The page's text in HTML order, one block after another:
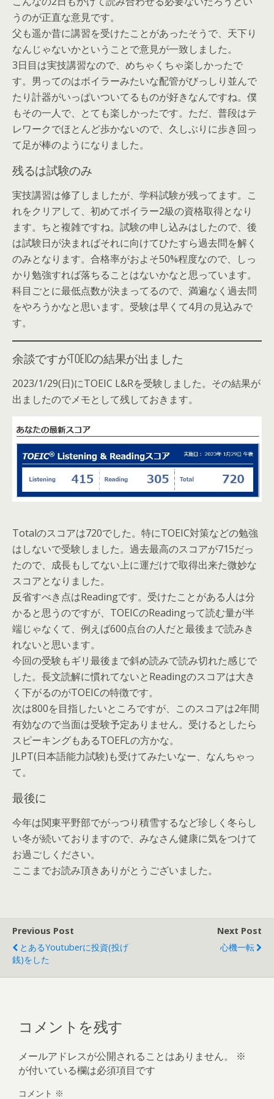
うのが正直な意見です。
父も遥か昔に講習を受けたことがあったそうで、天下り
なんじゃないかということで意見が一致しました。
3日目は実技講習なので、めちゃくちゃ楽しかったで
す。男ってのはボイラーみたいな配管がびっしり並んで
たり計器がいっぱいついてるものが好きなんですね。僕
もその一人で、とても楽しかったです。ただ、普段はテ
レワークでほとんど歩かないので、久しぶりに歩き回っ
て足が棒のようになりました。
残るは試験のみ
実技講習は修了しましたが、学科試験が残ってます。こ
れをクリアして、初めてボイラー2級の資格取得となり
ます。ちと複雑ですね。試験の申し込みはしたので、後
は試験日が決まればそれに向けてひたすら過去問を解く
のみとなります。合格率がおよそ50%程度なので、しっ
かり勉強すれば落ちることはないかなと思っています。
科目ごとに最低点数が決まってるので、満遍なく過去問
をやろうかなと思います。受験は早くて4月の見込みで
す。
余談ですがTOEICの結果が出ました
2023/1/29(日)にTOEIC L&Rを受験しました。その結果が
出ましたのでメモとして残しておきます。
Totalのスコアは720でした。特にTOEIC対策などの勉強
はしないで受験しました。過去最高のスコアが715だっ
たので、成長もしてない上に運だけで取得出来た微妙な
スコアとなりました。
反省すべき点はReadingです。受けたことがある人は分
かると思うのですが、TOEICのReadingって読む量が半
端じゃなくて、例えば600点台の人だと最後まで読みき
れないと思います。
今回の受験もギリ最後まで斜め読みで読み切れた感じで
した。長文読解に慣れてないとReadingのスコアは大き
く下がるのがTOEICの特徴です。
次は800を目指したいところですが、このスコアは2年間
有効なので当面は受験予定ありません。受けるとしたら
スピーキングもあるTOEFLの方かな。
JLPT(日本語能力試験)も受けてみたいなー、なんちゃっ
て。
最後に
今年は関東平野部でがっつり積雪するなど珍しく冬らし
い冬が続いておりますので、みなさん健康に気をつけて
お過ごしください。
ここまでお読み頂きありがとうございました。
Previous Post
とあるYoutuberに投資(投げ
銭)をした
Next Post
心機一転
コメントを残す
メールアドレスが公開されることはありません。
※
が付いている欄は必須項目です
コメント ※